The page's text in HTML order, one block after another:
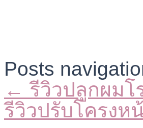
Posts
← รีวิวปลูกผมโ
รีวิวปรับโครงห